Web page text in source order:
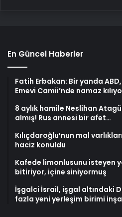
En Güncel Haberler
Fatih Erbakan: Bir yanda
Emevi Camii’nde namaz
8 aylık hamile Neslihan
almış! Rus annesi bir afet…
Kılıçdaroğlu’nun mal
haciz konuldu
Kafede limonlusunu isteyen
bitiriyor, içine siniyormuş
İşgalci İsrail, işgal altındaki
fazla yeni yerleşim birimi